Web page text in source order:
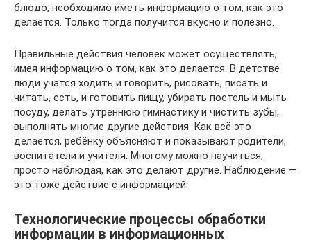
блюдо, необходимо иметь информацию о том, как это
делается. Только тогда получится вкусно и полезно.
Правильные действия человек может осуществлять,
имея информацию о том, как это делается. В детстве
люди учатся ходить и говорить, рисовать, писать и
читать, есть, и готовить пищу, убирать постель и мыть
посуду, делать утреннюю гимнастику и чистить зубы,
выполнять многие другие действия. Как всё это
делается, ребёнку объясняют и показывают родители,
воспитатели и учителя. Многому можно научиться,
просто наблюдая, как это делают другие. Наблюдение —
это тоже действие с информацией.
Технологические процессы обработки
информации в информационных